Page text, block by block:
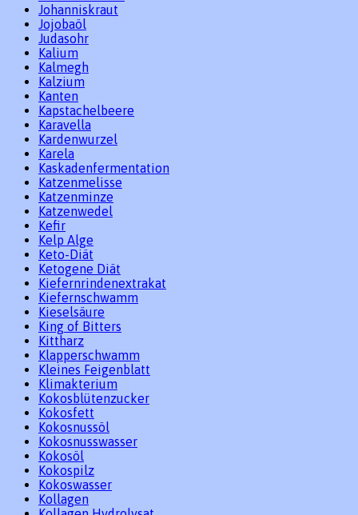
Johanniskraut
Jojobaöl
Judasohr
Kalium
Kalmegh
Kalzium
Kanten
Kapstachelbeere
Karavella
Kardenwurzel
Karela
Kaskadenfermentation
Katzenmelisse
Katzenminze
Katzenwedel
Kefir
Kelp Alge
Keto-Diät
Ketogene Diät
Kiefernrindenextrakat
Kiefernschwamm
Kieselsäure
King of Bitters
Kittharz
Klapperschwamm
Kleines Feigenblatt
Klimakterium
Kokosblütenzucker
Kokosfett
Kokosnussöl
Kokosnusswasser
Kokosöl
Kokospilz
Kokoswasser
Kollagen